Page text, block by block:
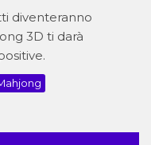
diventeranno
3D ti darà